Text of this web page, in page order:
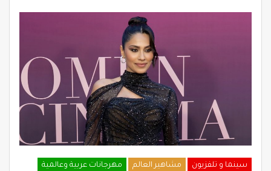
سينما و تلفزيون مشاهير العالم مهرجانات عربية وعالمية